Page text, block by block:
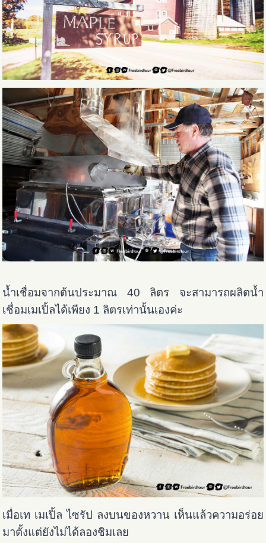
น้ำเชื่อมจากต้นประมาณ 40 ลิตร จะสามารถผลิตน้ำ
เชื่อมเมเปิ้ลได้เพียง 1 ลิตรเท่านั้นเองค่ะ
เมื่อเท เมเปิ้ล ไซรัป ลงบนของหวาน เห็นแล้วความอร่อย
มาตั้งแต่ยังไม่ได้ลองชิมเลย